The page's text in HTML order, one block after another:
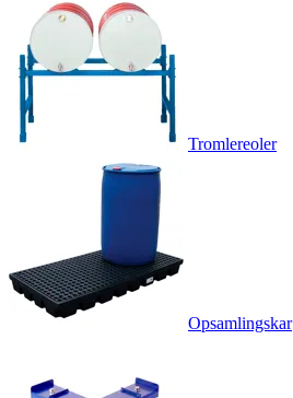
Tromlereoler
Opsamlingskar